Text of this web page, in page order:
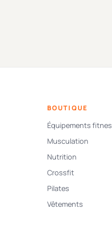
BOUTIQUE
Équipements
Musculation
Nutrition
Crossfit
Pilates
Vêtements